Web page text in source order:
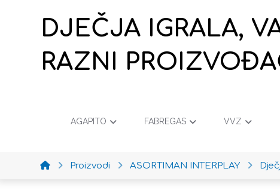
DJEČJA IGRALA,
RAZNI
AGAPITO FABREGAS VVZ
Proizvodi ASORTIMAN INTERPLAY